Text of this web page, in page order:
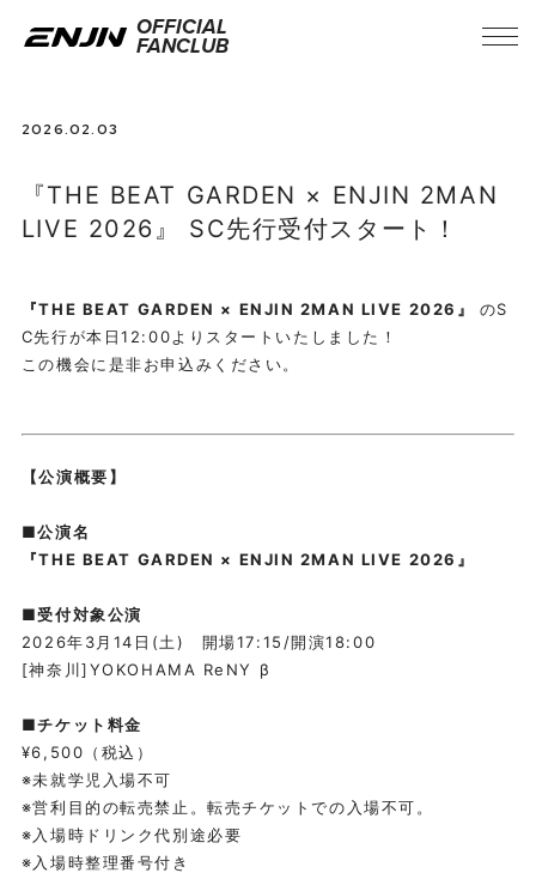
OFFICIAL
FANCLUB
INFORMATION
TICKET
MEMBERS BLOG
SPECIAL
2026.02.03
『THE BEAT GARDEN × ENJIN 2MAN
LIVE 2026』 SC先行受付スタート！
『THE BEAT GARDEN × ENJIN 2MAN LIVE 2026』 のS
C先行が本日12:00よりスタートいたしました！
この機会に是非お申込みください。
【公演概要】
■公演名
『THE BEAT GARDEN × ENJIN 2MAN LIVE 2026』
■受付対象公演
2026年3月14日(土) 開場17:15/開演18:00
[神奈川]YOKOHAMA ReNY β
■チケット料金
¥6,500（税込）
※未就学児入場不可
※営利目的の転売禁止。転売チケットでの入場不可。
※入場時ドリンク代別途必要
※入場時整理番号付き